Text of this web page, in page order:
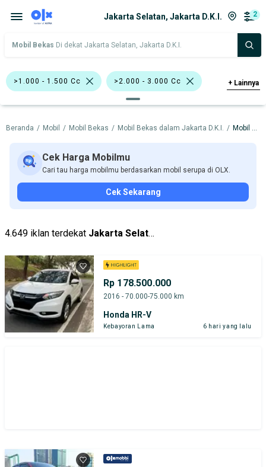
Jakarta Selatan, Jakarta D.K.I. 2
Mobil Bekas Di dekat Jakarta Selatan, Jakarta D.K.I.
>1.000 - 1.500 Cc >2.000 - 3.000 Cc
Honda
Harga Merek Dan Model Tahun
Tipe Bodi Tipe Membership
+ Lainnya
Beranda / Mobil / Mobil Bekas / Mobil Bekas dalam Jakarta D.K.I. / Mobil Bekas dalam Jakarta Selatan
Cek Harga Mobilmu
Cari tau harga mobilmu berdasarkan mobil serupa di OLX.
Cek Sekarang
4.649 iklan terdekat Jakarta Selatan
Rp 178.500.000
2016 - 70.000-75.000 km
Honda HR-V
Kebayoran Lama 6 hari yang lalu